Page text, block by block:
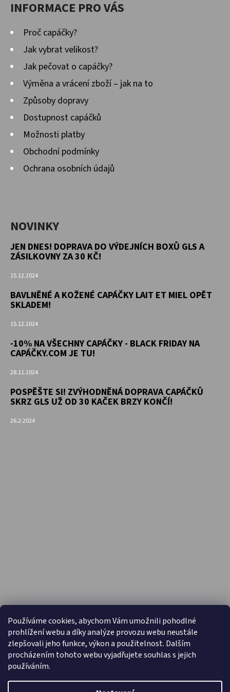
Používáme cookies, abychom Vám umožnili pohodlné
prohlížení webu a díky analýze provozu webu neustále
zlepšovali jeho funkce, výkon a použitelnost. Dalším
procházením tohoto webu vyjadřujete souhlas s jejich
používáním.
O
P
O
R
U
Č
U
J
M
E
PODRÁŽKOU
ŠTĚNĚ
HNĚDÁ
Kč
INFORMACE PRO VÁS
Proč capáčky?
Jak vybrat velikost?
Jak pečovat o capáčky?
Výměna a vrácení zboží – jak na to
Způsoby dopravy
Dostupnost capáčků
Možnosti platby
Obchodní podmínky
Ochrana osobních údajů
NOVINKY
JEN DNES! DOPRAVA DO VÝDEJNÍCH BOXŮ GLS A
ZÁSILKOVNY ZA 30 KČ!
15.12.2024
BAVLNĚNÉ A KOŽENÉ CAPÁČKY LAIT ET MIEL OPĚT
SKLADEM!
15.12.2024
-10% NA VŠECHNY CAPÁČKY - BLACK FRIDAY NA
CAPÁČKY.COM JE TU!
28.11.2024
POSPĚŠTE SI! ZVÝHODNĚNÁ DOPRAVA CAPÁČKŮ
SKRZ GLS UŽ OD 30 KAČEK BRZY KONČÍ!
26.2.2024
PŘIJÍMÁME ONLINE PLATBY